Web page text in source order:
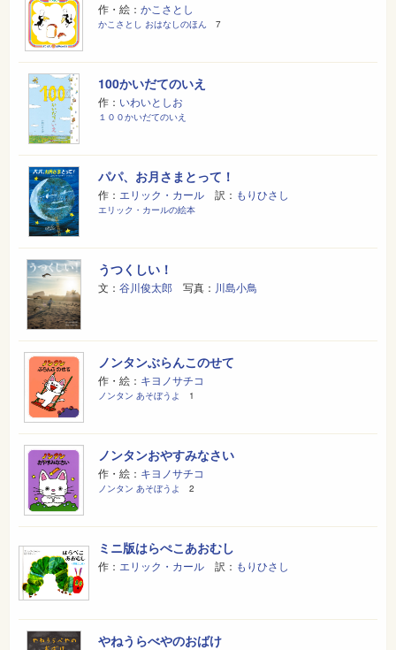
作・絵： かこさとし
かこさとし おはなしのほん 7
100かいだてのいえ
作： いわいとしお
１００かいだてのいえ
パパ、お月さまとって！
作： エリック・カール 訳： もりひさし
エリック・カールの絵本
うつくしい！
文： 谷川俊太郎 写真： 川島小鳥
ノンタンぶらんこのせて
作・絵： キヨノサチコ
ノンタン あそぼうよ 1
ノンタンおやすみなさい
作・絵： キヨノサチコ
ノンタン あそぼうよ 2
ミニ版はらぺこあおむし
作： エリック・カール 訳： もりひさし
やねうらべやのおばけ